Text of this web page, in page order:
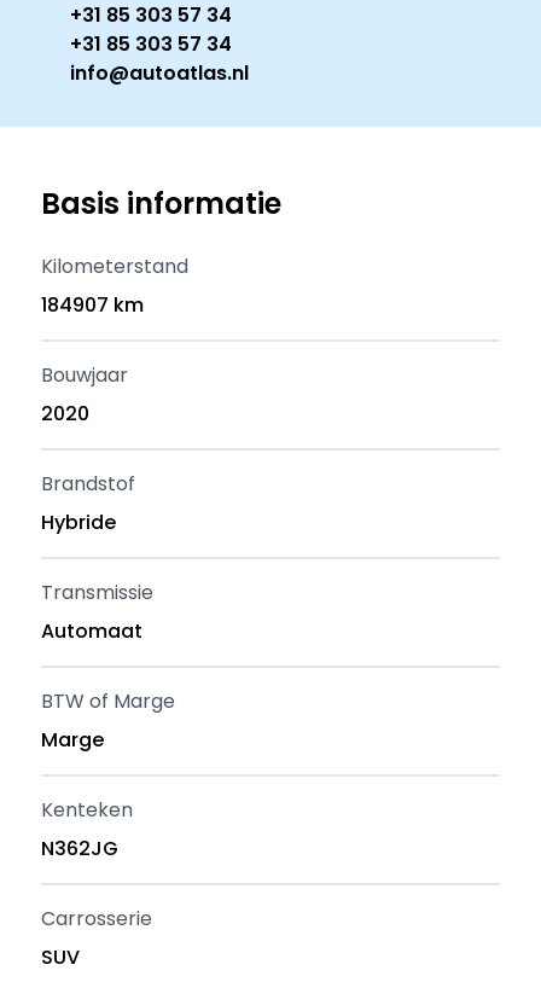
+31 85 303 57 34
+31 85 303 57 34
info@autoatlas.nl
Basis informatie
Kilometerstand
184907 km
Bouwjaar
2020
Brandstof
Hybride
Transmissie
Automaat
BTW of Marge
Marge
Kenteken
N362JG
Carrosserie
SUV